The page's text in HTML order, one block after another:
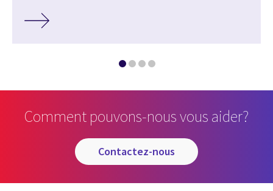
Comment pouvons-nous vous aider?
contactez-nous